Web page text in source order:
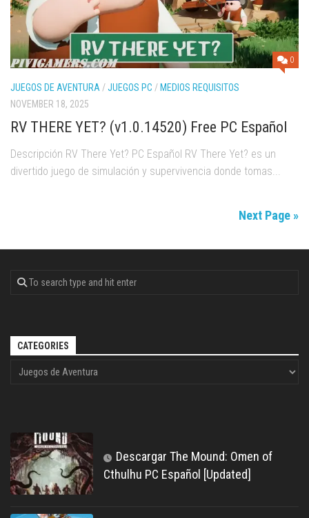
0
JUEGOS DE AVENTURA/JUEGOS PC / MEDIOS REQUISITOS
NOVEMBER 18, 2025
RV THERE YET? (v1.0.14520) Free PC Español
Descripción RV There Yet? PC Español RV There Yet? es un
divertido juego de simulación y supervivencia donde tomas...
Next Page »
CATEGORIES
Descargar The Mound: Omen of
Cthulhu PC Español [Updated]